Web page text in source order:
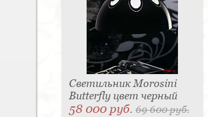
Светильник Morosini
Butterfly цвет черный
58 000 руб.69 600 руб.